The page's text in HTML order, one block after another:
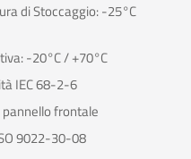
di Stoccaggio: -25°C
-20°C / +70°C
IEC 68-2-6
frontale
9022-30-08